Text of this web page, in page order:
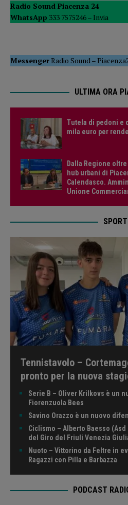
Radio Sound Piacenza 24
WhatsApp 333 7575246 – Invia
MessengerRadio Sound –
ULTIMA ORA
Tutela di pedoni e
mila euro per
Dalla Regione
hub urbani di
Calendasco.
Unione
SPORT
Tennistavolo –
pronto per la nuova
Serie B – Oliver Krilkovs è un
Fiorenzuola Bees
Savino Orazzo è un nuovo
Ciclismo – Alberto Baesso
del Giro del Friuli Venezia
Nuoto – Vittorino da Feltre in
Ragazzi con Pilla e Barbazza
PODCAST